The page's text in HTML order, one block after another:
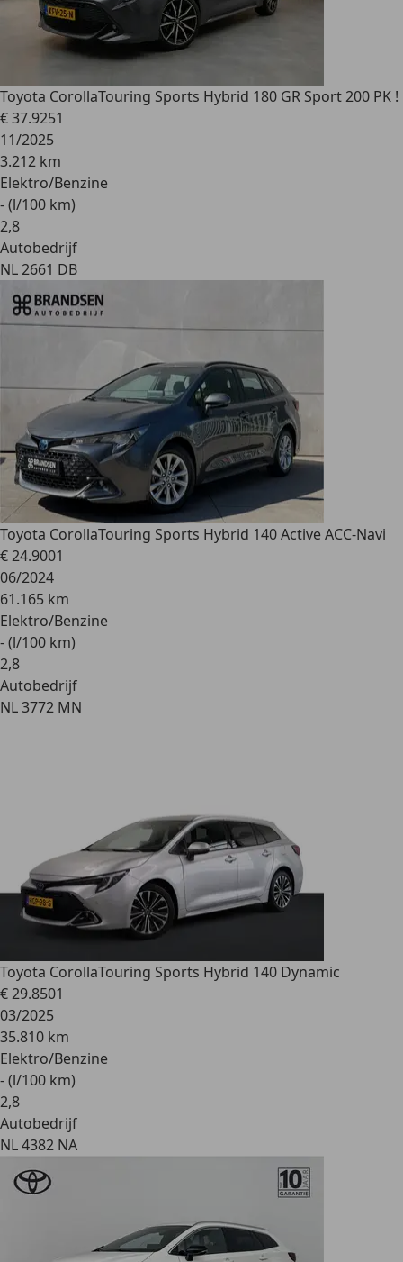
Toyota CorollaTouring Sports Hybrid 180 GR Sport 200 PK !
€ 37.9251
11/2025
3.212 km
Elektro/Benzine
- (l/100 km)
2,8
Autobedrijf
NL 2661 DB
Toyota CorollaTouring Sports Hybrid 140 Active ACC-Navi
€ 24.9001
06/2024
61.165 km
Elektro/Benzine
- (l/100 km)
2,8
Autobedrijf
NL 3772 MN
Toyota CorollaTouring Sports Hybrid 140 Dynamic
€ 29.8501
03/2025
35.810 km
Elektro/Benzine
- (l/100 km)
2,8
Autobedrijf
NL 4382 NA